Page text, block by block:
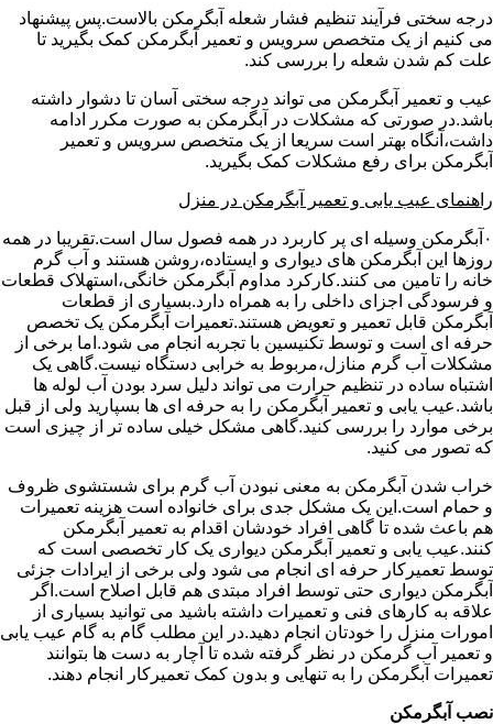
درجه سختی فرآیند تنظیم فشار شعله آبگرمکن بالاست.پس پیشنهاد
می کنیم از یک متخصص سرویس و تعمیر آبگرمکن کمک بگیرید تا
علت کم شدن شعله را بررسی کند.
عیب و تعمیر آبگرمکن می تواند درجه سختی آسان تا دشوار داشته
باشد.در صورتی که مشکلات در آبگرمکن به صورت مکرر ادامه
داشت،آنگاه بهتر است سریعا از یک متخصص سرویس و تعمیر
آبگرمکن برای رفع مشکلات کمک بگیرید.
راهنمای عیب یابی و تعمیر آبگرمکن در منزل
۰آبگرمکن وسیله ای پر کاربرد در همه فصول سال است.تقریبا در همه
روزها این آبگرمکن های دیواری و ایستاده،روشن هستند و آب گرم
خانه را تامین می کنند.کارکرد مداوم آبگرمکن خانگی،استهلاک قطعات
و فرسودگی اجزای داخلی را به همراه دارد.بسیاری از قطعات
آبگرمکن قابل تعمیر و تعویض هستند.تعمیرات آبگرمکن یک تخصص
حرفه ای است و توسط تکنیسین با تجربه انجام می شود.اما برخی از
مشکلات آب گرم منازل،مربوط به خرابی دستگاه نیست.گاهی یک
اشتباه ساده در تنظیم حرارت می تواند دلیل سرد بودن آب لوله ها
باشد.عیب یابی و تعمیر آبگرمکن را به حرفه ای ها بسپارید ولی از قبل
برخی موارد را بررسی کنید.گاهی مشکل خیلی ساده تر از چیزی است
که تصور می کنید.
خراب شدن آبگرمکن به معنی نبودن آب گرم برای شستشوی ظروف
و حمام است.این یک مشکل جدی برای خانواده است هزینه تعمیرات
هم باعث شده تا گاهی افراد خودشان اقدام به تعمیر آبگرمکن
کنند.عیب یابی و تعمیر آبگرمکن دیواری یک کار تخصصی است که
توسط تعمیرکار حرفه ای انجام می شود ولی برخی از ایرادات جزئی
آبگرمکن دیواری حتی توسط افراد مبتدی هم قابل اصلاح است.اگر
علاقه به کارهای فنی و تعمیرات داشته باشید می توانید بسیاری از
امورات منزل را خودتان انجام دهید.در این مطلب گام به گام عیب یابی
و تعمیر آب گرمکن در نظر گرفته شده تا آچار به دست ها بتوانند
تعمیرات آبگرمکن را به تنهایی و بدون کمک تعمیرکار انجام دهند.
نصب آبگرمکن